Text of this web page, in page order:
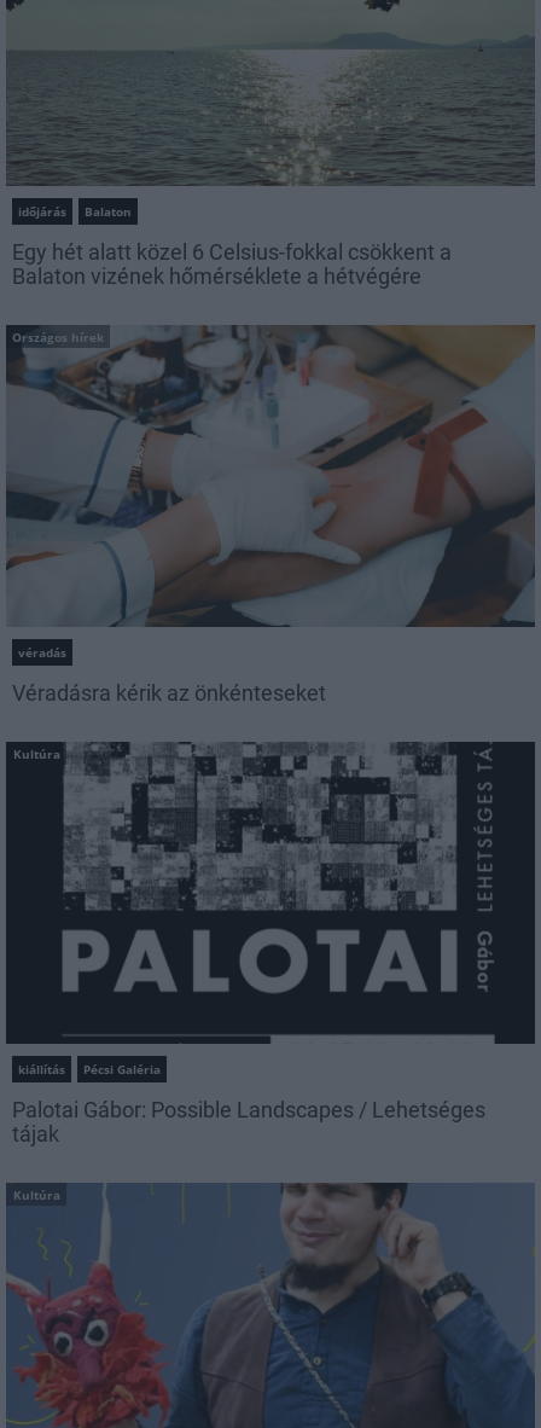
időjárás Balaton
Egy hét alatt közel 6 Celsius-fokkal csökkent a
Balaton vizének hőmérséklete a hétvégére
Országos hírek
véradás
Véradásra kérik az önkénteseket
Kultúra
kiállítás Pécsi Galéria
Palotai Gábor: Possible Landscapes / Lehetséges
tájak
Kultúra